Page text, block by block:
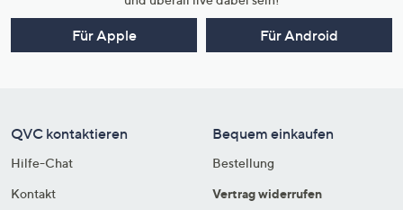
Für Apple Für Android
QVC kontaktieren
Hilfe-Chat
Kontakt
Bequem einkaufen
Bestellung
Vertrag widerrufen